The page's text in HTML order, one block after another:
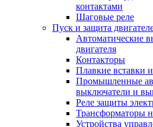
контактами
Шаговые реле
Пуск и защита
Автоматические
двигателя
Контакторы
Плавкие вставки
Промышленные
выключатели и
Реле защиты
Трансформаторы
Устройства